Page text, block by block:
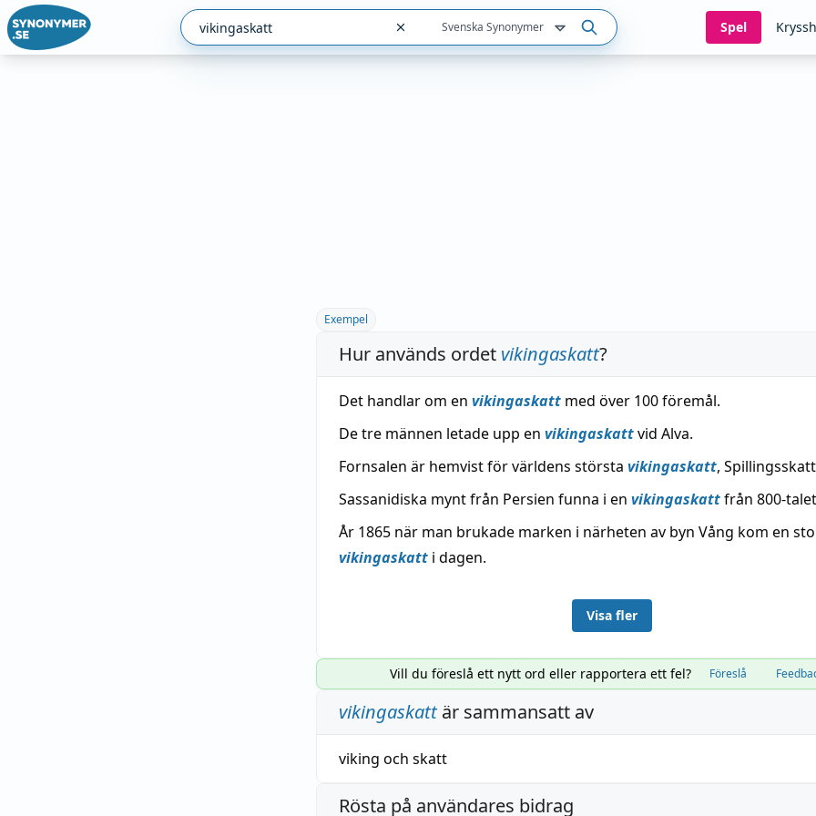
Svenska Synonymer Spel
Exempel
Hur används ordet vikingaskatt?
Det handlar om en vikingaskatt med över 100 föremål.
De tre männen letade upp en vikingaskattvid Alva.
Fornsalen är hemvist för världens största vikingaskatt,
Sassanidiska mynt från Persien funna i en vikingaskattfrån 800-
År 1865 när man brukade marken i närheten av byn Vång kom en
vikingaskatt i dagen.
Visa fler
Vill du föreslå ett nytt ord eller rapportera ett fel? Föreslå
vikingaskattär sammansatt av
viking och skatt
Rösta på användares bidrag